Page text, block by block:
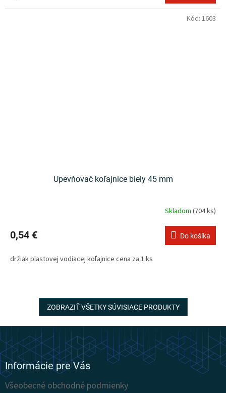
Upevňovač koľajnice biely 45 mm
Skladom (704 ks)
0,54 € Do košíka
držiak plastovej vodiacej koľajnice cena za 1 ks
Kód: 1603
ZOBRAZIŤ VŠETKY SÚVISIACE PRODUKTY
Z
á
p
ä
t
Informácie pre Vás
Všeobecné obchodné podmienky